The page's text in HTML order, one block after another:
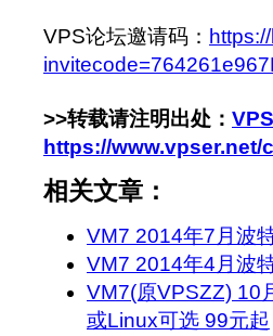
VPS论坛邀请码：
>>转载请注明出处：
https://
相关文章：
VM7 2014年7月波
VM7 2014年4月波
VM7(原VPSZZ) 10
或Linux可选 99元起